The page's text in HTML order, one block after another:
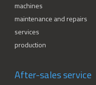
machines
maintenance and repairs
services
production
After-sales service